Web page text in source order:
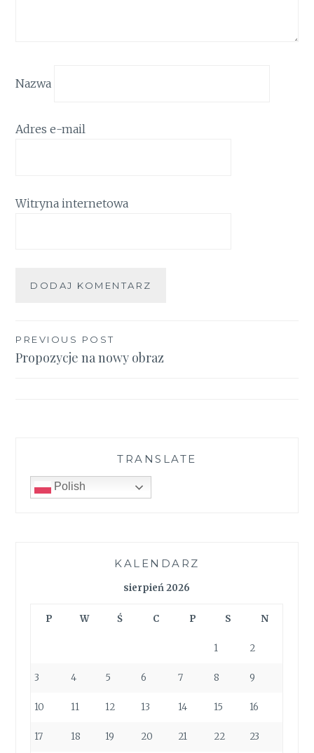
Nazwa
Adres e-mail
Witryna internetowa
Nawigacja
wpisu
PREVIOUS POST
Propozycje na nowy obraz
TRANSLATE
Polish
KALENDARZ
sierpień 2026
P W Ś C P S N
1 2
3 4 5 6 7 8 9
10 11 12 13 14 15 16
17 18 19 20 21 22 23